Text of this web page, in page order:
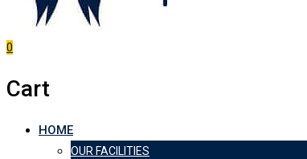
0
Cart
HOME
OUR FACILITIES